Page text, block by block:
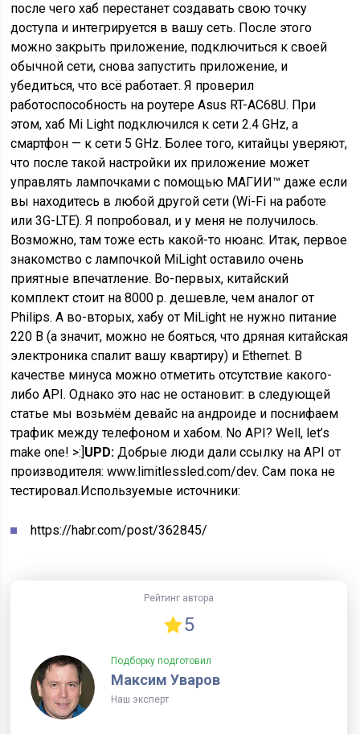
после чего хаб перестанет создавать свою точку
доступа и интегрируется в вашу сеть. После этого
можно закрыть приложение, подключиться к своей
обычной сети, снова запустить приложение, и
убедиться, что всё работает. Я проверил
работоспособность на роутере Asus RT-AC68U. При
этом, хаб Mi Light подключился к сети 2.4 GHz, а
смартфон — к сети 5 GHz. Более того, китайцы уверяют,
что после такой настройки их приложение может
управлять лампочками с помощью МАГИИ™ даже если
вы находитесь в любой другой сети (Wi-Fi на работе
или 3G-LTE). Я попробовал, и у меня не получилось.
Возможно, там тоже есть какой-то нюанс. Итак, первое
знакомство с лампочкой MiLight оставило очень
приятные впечатление. Во-первых, китайский
комплект стоит на 8000 р. дешевле, чем аналог от
Philips. А во-вторых, хабу от MiLight не нужно питание
220 В (а значит, можно не бояться, что дряная китайская
электроника спалит вашу квартиру) и Ethernet. В
качестве минуса можно отметить отсутствие какого-
либо API. Однако это нас не остановит: в следующей
статье мы возьмём девайс на андроиде и поснифаем
трафик между телефоном и хабом. No API? Well, let’s
make one! >:]UPD: Добрые люди дали ссылку на API от
производителя: www.limitlessled.com/dev. Сам пока не
тестировал.Используемые источники:
https://habr.com/post/362845/
Рейтинг автора
5
Подборку подготовил
Максим Уваров
Наш эксперт